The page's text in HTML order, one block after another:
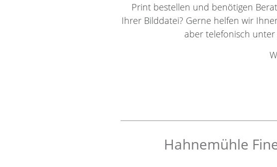
Print bestellen und benötigen
Ihrer Bilddatei? Gerne helfen wir
aber telefonisch
Hahnemühle